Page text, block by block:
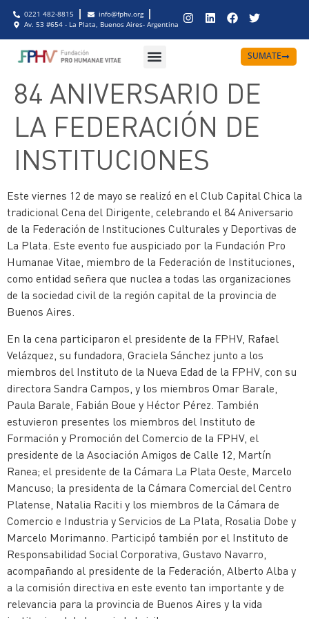
0221 482-8815
info@fphv.org
Av. 53 #654 - La Plata, Buenos Aires- Argentina
SUMATE
84 ANIVERSARIO DE
LA FEDERACIÓN DE
INSTITUCIONES
Este viernes 12 de mayo se realizó en el Club Capital Chica la
tradicional Cena del Dirigente, celebrando el 84 Aniversario
de la Federación de Instituciones Culturales y Deportivas de
La Plata. Este evento fue auspiciado por la Fundación Pro
Humanae Vitae, miembro de la Federación de Instituciones,
como entidad señera que nuclea a todas las organizaciones
de la sociedad civil de la región capital de la provincia de
Buenos Aires.
En la cena participaron el presidente de la FPHV, Rafael
Velázquez, su fundadora, Graciela Sánchez junto a los
miembros del Instituto de la Nueva Edad de la FPHV, con su
directora Sandra Campos, y los miembros Omar Barale,
Paula Barale, Fabián Boue y Héctor Pérez. También
estuvieron presentes los miembros del Instituto de
Formación y Promoción del Comercio de la FPHV, el
presidente de la Asociación Amigos de Calle 12, Martín
Ranea; el presidente de la Cámara La Plata Oeste, Marcelo
Mancuso; la presidenta de la Cámara Comercial del Centro
Platense, Natalia Raciti y los miembros de la Cámara de
Comercio e Industria y Servicios de La Plata, Rosalia Dobe y
Marcelo Morimanno. Participó también por el Instituto de
Responsabilidad Social Corporativa, Gustavo Navarro,
acompañando al presidente de la Federación, Alberto Alba y
a la comisión directiva en este evento tan importante y de
relevancia para la provincia de Buenos Aires y la vida